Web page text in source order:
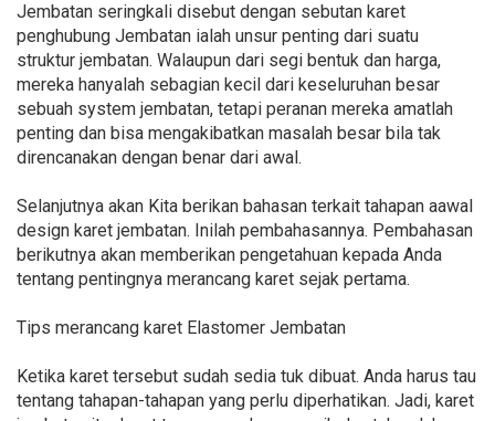
Jembatan seringkali disebut dengan sebutan karet
penghubung Jembatan ialah unsur penting dari suatu
struktur jembatan. Walaupun dari segi bentuk dan harga,
mereka hanyalah sebagian kecil dari keseluruhan besar
sebuah system jembatan, tetapi peranan mereka amatlah
penting dan bisa mengakibatkan masalah besar bila tak
direncanakan dengan benar dari awal.
Selanjutnya akan Kita berikan bahasan terkait tahapan aawal
design karet jembatan. Inilah pembahasannya. Pembahasan
berikutnya akan memberikan pengetahuan kepada Anda
tentang pentingnya merancang karet sejak pertama.
Tips merancang karet Elastomer Jembatan
Ketika karet tersebut sudah sedia tuk dibuat. Anda harus tau
tentang tahapan-tahapan yang perlu diperhatikan. Jadi, karet